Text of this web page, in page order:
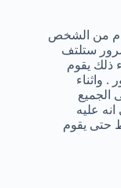
في صف واحد على بعد 20-40 قدم من الشخص
ستلتف
ذلك يقوم
. واثناء
الجميع
عليه
حتى يقوم